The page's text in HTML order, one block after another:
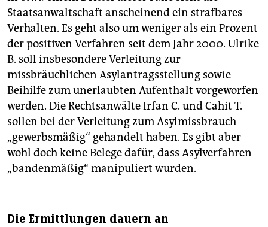
Staatsanwaltschaft anscheinend ein strafbares
Verhalten. Es geht also um weniger als ein Prozent
der positiven Verfahren seit dem Jahr 2000. Ulrike
B. soll insbesondere Verleitung zur
missbräuchlichen Asylantragsstellung sowie
Beihilfe zum unerlaubten Aufenthalt vorgeworfen
werden. Die Rechtsanwälte Irfan C. und Cahit T.
sollen bei der Verleitung zum Asylmissbrauch
„gewerbsmäßig“ gehandelt haben. Es gibt aber
wohl doch keine Belege dafür, dass Asylverfahren
„bandenmäßig“ manipuliert wurden.
Die Ermittlungen dauern an